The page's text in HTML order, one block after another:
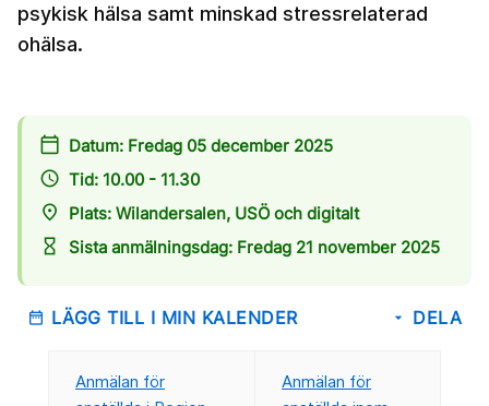
psykisk hälsa samt minskad stressrelaterad
ohälsa.
calendar_today Datum: Fredag 05 december 2025
access_time Tid: 10.00 - 11.30
place
Plats: Wilandersalen, USÖ och digitalt
hourglass_empty
Sista anmälningsdag: Fredag 21 november 2025
date_range LÄGG TILL I MIN KALENDER arrow_drop_down DELA
Anmälan för
Anmälan för